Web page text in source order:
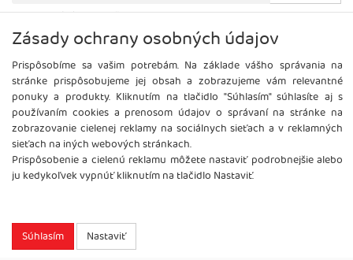
Viac informácií o tejto službe
Copyright2026 ©Brel, s.r.o.
Zásady ochrany osobných údajov
Prispôsobíme sa vašim potrebám. Na základe vášho správania na
stránke prispôsobujeme jej obsah a zobrazujeme vám relevantné
ponuky a produkty. Kliknutím na tlačidlo "Súhlasím" súhlasíte aj s
používaním cookies a prenosom údajov o správaní na stránke na
zobrazovanie cielenej reklamy na sociálnych sieťach a v reklamných
sieťach na iných webových stránkach.
Prispôsobenie a cielenú reklamu môžete nastaviť podrobnejšie alebo
ju kedykoľvek vypnúť kliknutím na tlačidlo Nastaviť.
Súhlasím Nastaviť